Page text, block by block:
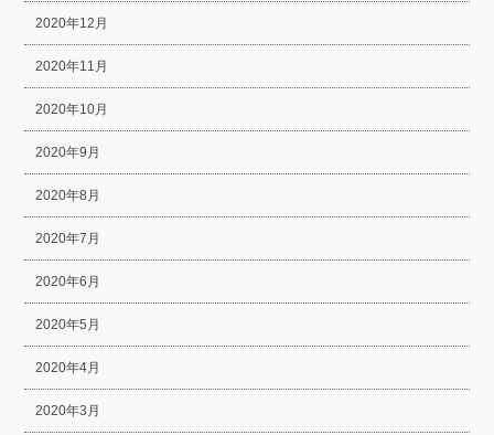
2020年12月
2020年11月
2020年10月
2020年9月
2020年8月
2020年7月
2020年6月
2020年5月
2020年4月
2020年3月